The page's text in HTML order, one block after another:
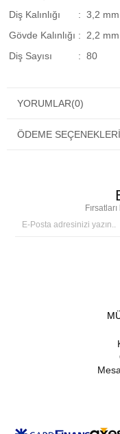
Diş Kalınlığı
: 3,2 mm
Gövde Kalınlığı : 2,2 mm
Diş Sayısı
: 80
YORUMLAR(0)
ÖDEME SEÇENEKLERI